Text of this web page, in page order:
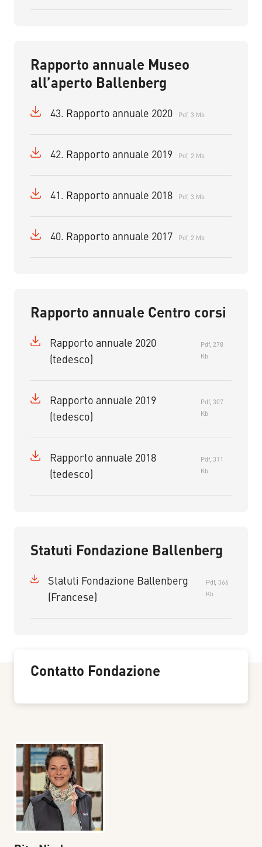
Rapporto annuale Museo
all’aperto Ballenberg
43. Rapporto annuale 2020 Pdf, 3 Mb
42. Rapporto annuale 2019 Pdf, 2 Mb
41. Rapporto annuale 2018 Pdf, 3 Mb
40. Rapporto annuale 2017 Pdf, 2 Mb
Rapporto annuale Centro corsi
Rapporto annuale 2020
(tedesco)
Pdf, 278
Kb
Rapporto annuale 2019
(tedesco)
Pdf, 307
Kb
Rapporto annuale 2018
(tedesco)
Pdf, 311
Kb
Statuti Fondazione Ballenberg
Statuti Fondazione Ballenberg
(Francese)
Pdf, 366
Kb
Contatto Fondazione